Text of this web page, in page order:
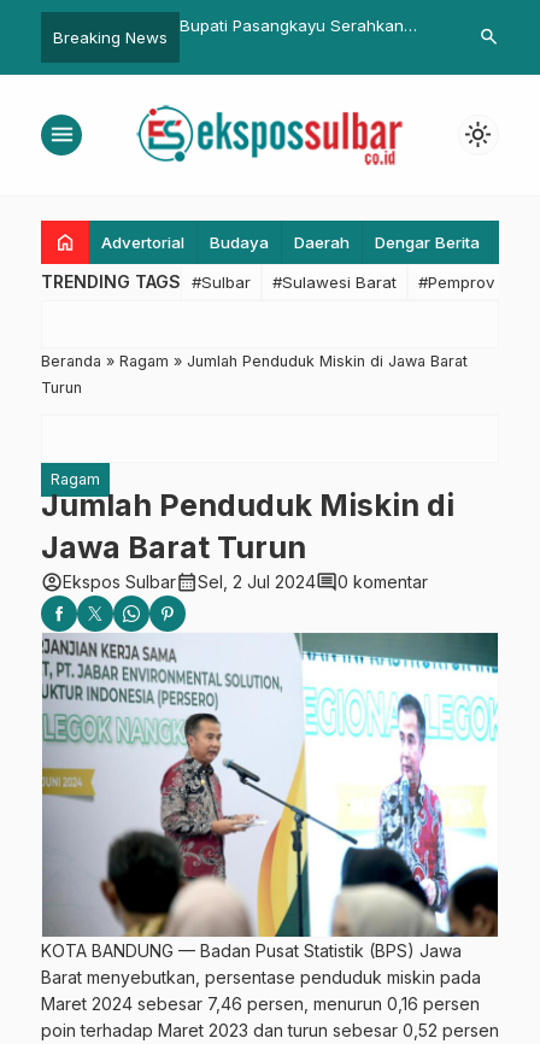
Breaking News
Fokus Pengamanan Jam Pulang
Padukan Pelayanan dan Edukasi MediaTek
search
menu light_mode
home Advertorial Budaya Daerah Dengar Berita
TRENDING TAGS #Sulbar #Sulawesi Barat #Pemprov
Beranda » Ragam » Jumlah Penduduk Miskin di Jawa Barat
Turun
Ragam
Jumlah Penduduk Miskin di
Jawa Barat Turun
account_circleEkspos Sulbarcalendar_monthSel, 2 Jul 2024comment0 komentar
KOTA BANDUNG — Badan Pusat Statistik (BPS) Jawa
Barat menyebutkan, persentase penduduk miskin pada
Maret 2024 sebesar 7,46 persen, menurun 0,16 persen
poin terhadap Maret 2023 dan turun sebesar 0,52 persen